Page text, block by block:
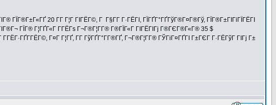
ГЇГ®Г±Г«ГҐ 20 Г­Г Г¦Г ГІГЁГ©, Г Г§Г­Г Г·ГЁГІ, ГЇГҐГ°ГҐГўГ®Г¤Г®Гў, ГЇГ®Г±ГІГіГЇГЁГІ
ГЇГ® Г¦ГҐГ«Г Г­ГЁГѕ Г¬Г®Г¦Г­Г® Г®ГЇГ«Г ГІГЁГІГј Г®ГЄГ®Г«Г® 35 $
Г¤Г Г¦ГҐ, Г­Г ГўГҐГ°Г­Г®ГҐ, Г¬Г®Г¦Г­Г® ГЎГіГ¤ГҐГІ Г±ГЄГ Г·ГЁГўГ ГІГј Г±